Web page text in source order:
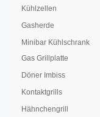
Kühlzellen
Gasherde
Minibar Kühlschrank
Gas Grillplatte
Döner Imbiss
Kontaktgrills
Hähnchengrill